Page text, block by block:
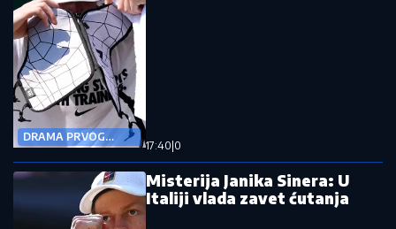
DRAMA PRVOG
REKETA SVETA
17:40 0
Misterija Janika Sinera: U
Italiji vlada zavet ćutanja